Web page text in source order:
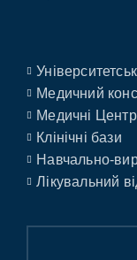
Медичний
Медичні
Клінічні бази
Навчально-
Лікувальний